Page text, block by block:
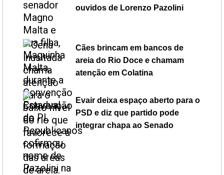
ouvidos de Lorenzo Pazolini
Cães brincam em bancos de
areia do Rio Doce e chamam
atenção em Colatina
Evair deixa espaço aberto para o
PSD e diz que partido pode
integrar chapa ao Senado